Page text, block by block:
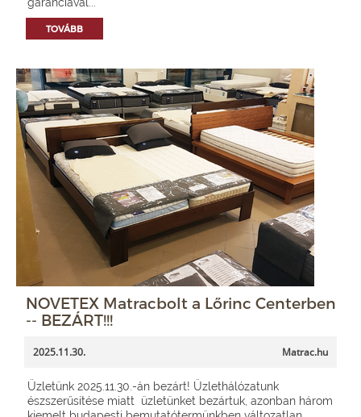
TOVÁBB
NOVETEX Matracbolt a Lőrinc Centerben
-- BEZÁRT!!!
2025.11.30. Matrac.hu
Üzletünk 2025.11.30.-án bezárt! Üzlethálózatunk
észszerűsítése miatt üzletünket bezártuk, azonban három